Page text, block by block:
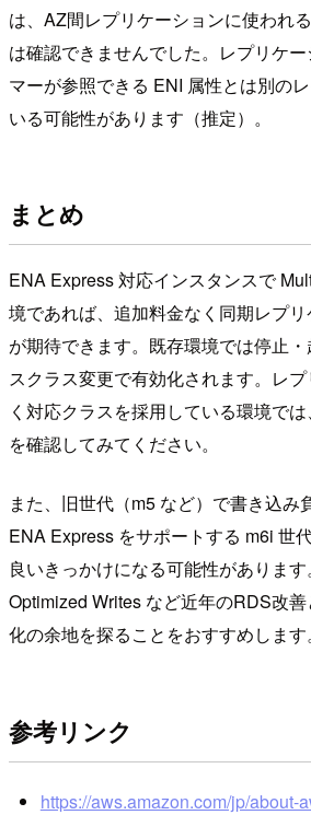
は、AZ間レプリケーションに使われ
は確認できませんでした。レプリケ
マーが参照できる ENI 属性とは別の
いる可能性があります（推定）。
まとめ
ENA Express 対応インスタンスで
境であれば、追加料金なく同期レプ
が期待できます。既存環境では停止
スクラス変更で有効化されます。レ
く対応クラスを採用している環境で
を確認してみてください。
また、旧世代（m5 など）で書き込み
ENA Express をサポートする m6i 世
良いきっかけになる可能性がありま
Optimized Writes など近年のRDS改
化の余地を探ることをおすすめします。
参考リンク
https://aws.amazon.com/jp/about-